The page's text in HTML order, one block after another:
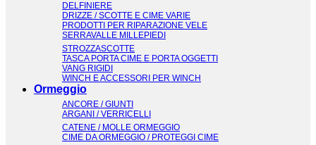
DELFINIERE
DRIZZE / SCOTTE E CIME VARIE
PRODOTTI PER RIPARAZIONE VELE
SERRAVALLE MILLEPIEDI
STROZZASCOTTE
TASCA PORTA CIME E PORTA OGGETTI
VANG RIGIDI
WINCH E ACCESSORI PER WINCH
Ormeggio
ANCORE / GIUNTI
ARGANI / VERRICELLI
CATENE / MOLLE ORMEGGIO
CIME DA ORMEGGIO / PROTEGGI CIME